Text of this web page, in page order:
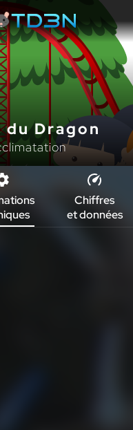
Dragon
Chiffres
et données